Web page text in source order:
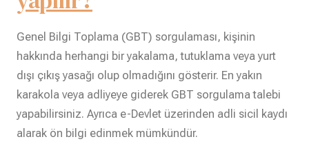
Genel Bilgi Toplama (GBT) sorgulaması, kişinin
hakkında herhangi bir yakalama, tutuklama veya yurt
dışı çıkış yasağı olup olmadığını gösterir. En yakın
karakola veya adliyeye giderek GBT sorgulama talebi
yapabilirsiniz. Ayrıca e-Devlet üzerinden adli sicil kaydı
alarak ön bilgi edinmek mümkündür.